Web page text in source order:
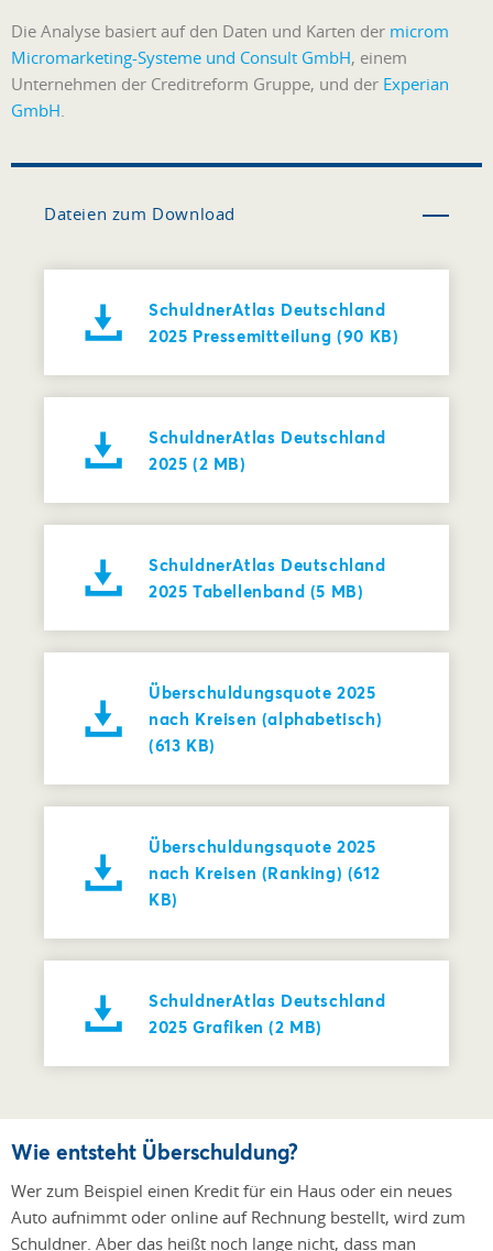
Die Analyse basiert auf den Daten und Karten der microm
Micromarketing-Systeme und Consult GmbH, einem
Unternehmen der Creditreform Gruppe, und der Experian
GmbH.
Dateien zum Download
SchuldnerAtlas Deutschland
2025 Pressemitteilung (90 KB)
SchuldnerAtlas Deutschland
2025 (2 MB)
SchuldnerAtlas Deutschland
2025 Tabellenband (5 MB)
Überschuldungsquote 2025
nach Kreisen (alphabetisch)
(613 KB)
Überschuldungsquote 2025
nach Kreisen (Ranking) (612
KB)
SchuldnerAtlas Deutschland
2025 Grafiken (2 MB)
Wie entsteht Überschuldung?
Wer zum Beispiel einen Kredit für ein Haus oder ein neues
Auto aufnimmt oder online auf Rechnung bestellt, wird zum
Schuldner. Aber das heißt noch lange nicht, dass man